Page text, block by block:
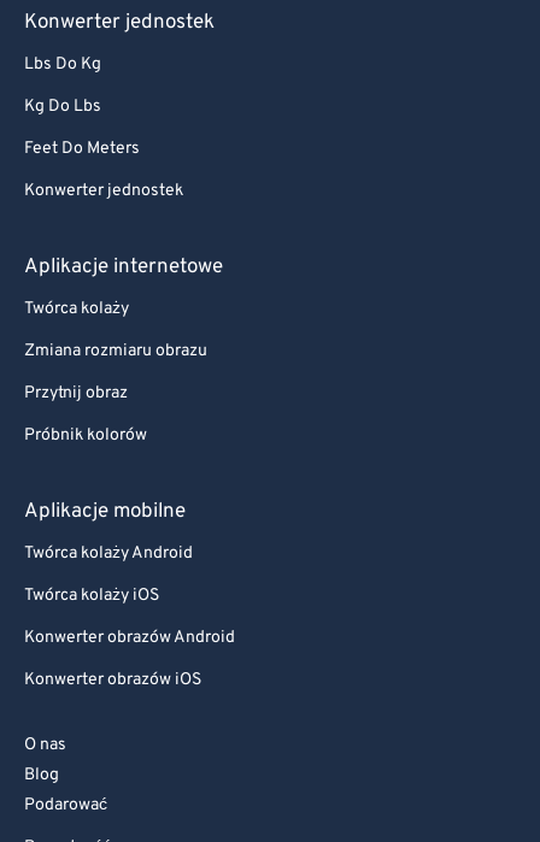
Konwerter jednostek
Lbs Do Kg
Kg Do Lbs
Feet Do Meters
Konwerter jednostek
Aplikacje internetowe
Twórca kolaży
Zmiana rozmiaru obrazu
Przytnij obraz
Próbnik kolorów
Aplikacje mobilne
Twórca kolaży Android
Twórca kolaży iOS
Konwerter obrazów Android
Konwerter obrazów iOS
O nas
Blog
Podarować